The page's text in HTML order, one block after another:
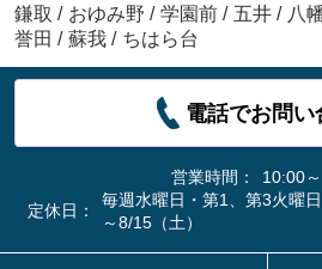
鎌取 / おゆみ野 / 学園前 / 五井 / 八
誉田 / 蘇我 / ちはら台
電話でお問い
営業時間：
10:00
定休日：
毎週水曜日・第1、第3火曜
～8/15（土）